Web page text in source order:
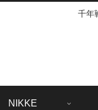
千年
NIKKE